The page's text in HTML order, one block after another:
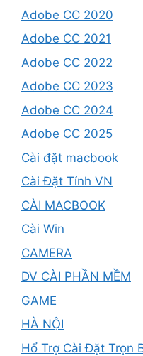
Adobe CC 2020
Adobe CC 2021
Adobe CC 2022
Adobe CC 2023
Adobe CC 2024
Adobe CC 2025
Cài đặt macbook
Cài Đặt Tỉnh VN
CÀI MACBOOK
Cài Win
CAMERA
DV CÀI PHẦN MỀM
GAME
HÀ NỘI
Hổ Trợ Cài Đặt Trọn